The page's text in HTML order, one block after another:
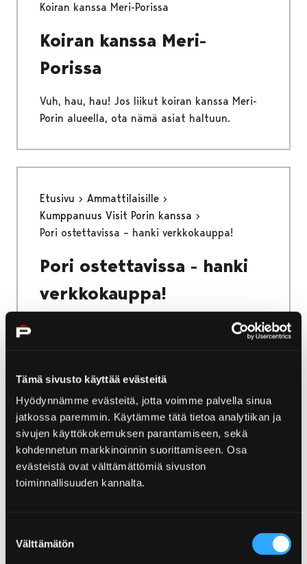
Tämä sivusto käyttää evästeitä
Hyödynnämme evästeitä, jotta voimme palvella sinua
jatkossa paremmin. Käytämme tätä tietoa analytiikan ja
sivujen käyttökokemuksen parantamiseen, sekä
kohdennetun markkinoinnin suorittamiseen. Osa
evästeistä ovat välttämättömiä sivuston
toiminnallisuuden kannalta.
valinta
Välttämätön
Koiran kanssa Meri-Porissa
Koiran kanssa Meri-
Porissa
Vuh, hau, hau! Jos liikut koiran kanssa Meri-
Porin alueella, ota nämä asiat haltuun.
Etusivu
Ammattilaisille
Kumppanuus Visit Porin kanssa
Pori ostettavissa – hanki verkkokauppa!
Pori ostettavissa - hanki
verkkokauppa!
Saaristotie & Ahlainen
Saaristotien ympärillä sinua tervehtivät meri
ja maisemat – matkan varrelta löytyy myös
idyllisen ihana Ahlaisten kylä.